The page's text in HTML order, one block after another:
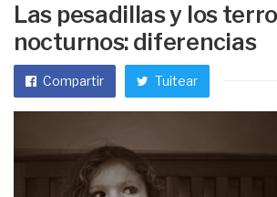
Las pesadillas y los
nocturnos: diferencias
Compartir Tuitear